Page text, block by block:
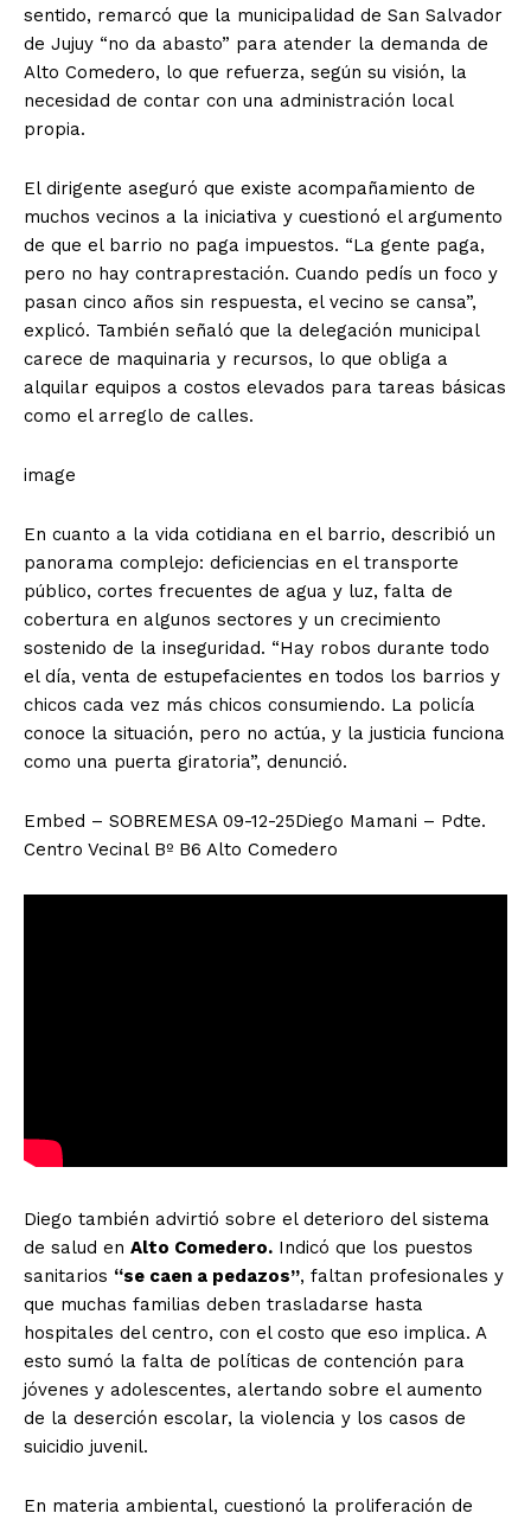
sentido, remarcó que la municipalidad de San Salvador
de Jujuy “no da abasto” para atender la demanda de
Alto Comedero, lo que refuerza, según su visión, la
necesidad de contar con una administración local
propia.
El dirigente aseguró que existe acompañamiento de
muchos vecinos a la iniciativa y cuestionó el argumento
de que el barrio no paga impuestos. “La gente paga,
pero no hay contraprestación. Cuando pedís un foco y
pasan cinco años sin respuesta, el vecino se cansa”,
explicó. También señaló que la delegación municipal
carece de maquinaria y recursos, lo que obliga a
alquilar equipos a costos elevados para tareas básicas
como el arreglo de calles.
image
En cuanto a la vida cotidiana en el barrio, describió un
panorama complejo: deficiencias en el transporte
público, cortes frecuentes de agua y luz, falta de
cobertura en algunos sectores y un crecimiento
sostenido de la inseguridad. “Hay robos durante todo
el día, venta de estupefacientes en todos los barrios y
chicos cada vez más chicos consumiendo. La policía
conoce la situación, pero no actúa, y la justicia funciona
como una puerta giratoria”, denunció.
Embed – SOBREMESA 09-12-25Diego Mamani – Pdte.
Centro Vecinal Bº B6 Alto Comedero
Diego también advirtió sobre el deterioro del sistema
de salud en Alto Comedero. Indicó que los puestos
sanitarios “se caen a pedazos”, faltan profesionales y
que muchas familias deben trasladarse hasta
hospitales del centro, con el costo que eso implica. A
esto sumó la falta de políticas de contención para
jóvenes y adolescentes, alertando sobre el aumento
de la deserción escolar, la violencia y los casos de
suicidio juvenil.
En materia ambiental, cuestionó la proliferación de